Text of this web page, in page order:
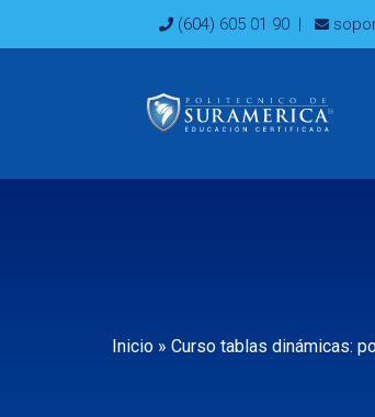
(604) 605 01 90 |
Inicio » Curso tablas dinámicas: